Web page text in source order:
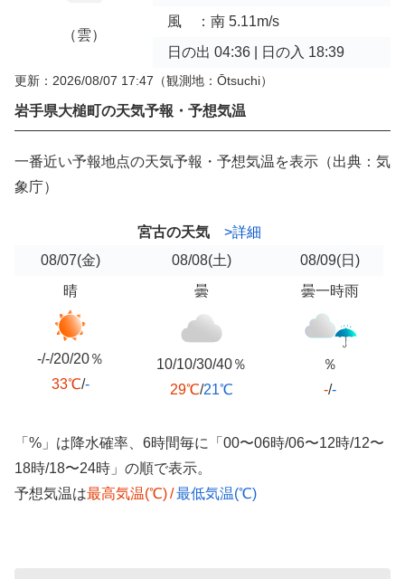
（雲）
風 ：南 5.11m/s
日の出 04:36 | 日の入 18:39
更新：2026/08/07 17:47 （観測地：Ōtsuchi）
岩手県大槌町の天気予報・予想気温
一番近い予報地点の天気予報・予想気温を表示（出典：気
象庁）
宮古の天気
>詳細
08/07(金) 08/08(土) 08/09(日)
晴
-/-/20/20％
33℃/-
曇
10/10/30/40％
29℃/21℃
曇一時雨
％
-/-
「%」は降水確率、6時間毎に「00〜06時/06〜12時/12〜
18時/18〜24時」の順で表示。
予想気温は最高気温(℃)/最低気温(℃)